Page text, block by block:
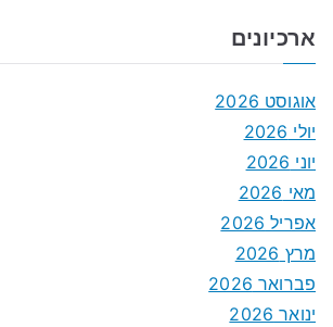
ארכיונים
אוגוסט 2026
יולי 2026
יוני 2026
מאי 2026
אפריל 2026
מרץ 2026
פברואר 2026
ינואר 2026